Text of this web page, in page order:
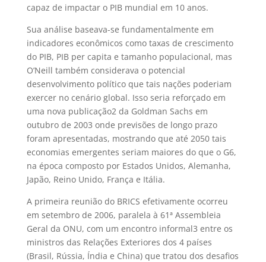
capaz de impactar o PIB mundial em 10 anos.
Sua análise baseava-se fundamentalmente em
indicadores econômicos como taxas de crescimento
do PIB, PIB per capita e tamanho populacional, mas
O’Neill também considerava o potencial
desenvolvimento político que tais nações poderiam
exercer no cenário global. Isso seria reforçado em
uma nova publicação2 da Goldman Sachs em
outubro de 2003 onde previsões de longo prazo
foram apresentadas, mostrando que até 2050 tais
economias emergentes seriam maiores do que o G6,
na época composto por Estados Unidos, Alemanha,
Japão, Reino Unido, França e Itália.
A primeira reunião do BRICS efetivamente ocorreu
em setembro de 2006, paralela à 61ª Assembleia
Geral da ONU, com um encontro informal3 entre os
ministros das Relações Exteriores dos 4 países
(Brasil, Rússia, Índia e China) que tratou dos desafios